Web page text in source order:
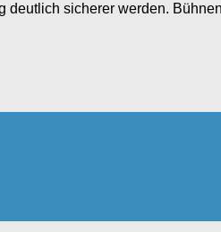
sicherer werden.